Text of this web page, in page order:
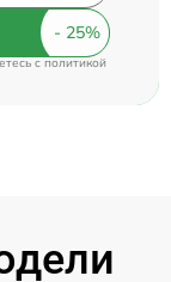
cполитикой